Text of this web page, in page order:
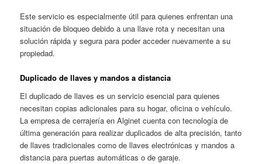
Este servicio es especialmente útil para quienes enfrentan una
situación de bloqueo debido a una llave rota y necesitan una
solución rápida y segura para poder acceder nuevamente a su
propiedad.
Duplicado de llaves y mandos a distancia
El duplicado de llaves es un servicio esencial para quienes
necesitan copias adicionales para su hogar, oficina o vehículo.
La empresa de cerrajería en Alginet cuenta con tecnología de
última generación para realizar duplicados de alta precisión, tanto
de llaves tradicionales como de llaves electrónicas y mandos a
distancia para puertas automáticas o de garaje.